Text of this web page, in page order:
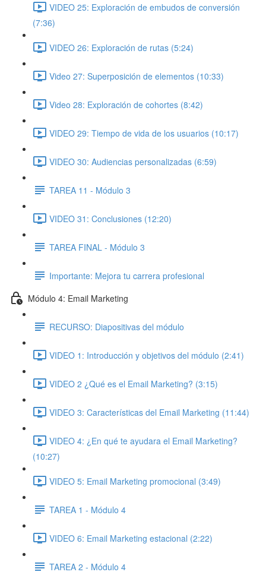
VIDEO 25: Exploración de embudos de conversión
(7:36)
VIDEO 26: Exploración de rutas (5:24)
Video 27: Superposición de elementos (10:33)
Video 28: Exploración de cohortes (8:42)
VIDEO 29: Tiempo de vida de los usuarios (10:17)
VIDEO 30: Audiencias personalizadas (6:59)
TAREA 11 - Módulo 3
VIDEO 31: Conclusiones (12:20)
TAREA FINAL - Módulo 3
Importante: Mejora tu carrera profesional
Módulo 4: Email Marketing
RECURSO: Diapositivas del módulo
VIDEO 1: Introducción y objetivos del módulo (2:41)
VIDEO 2 ¿Qué es el Email Marketing? (3:15)
VIDEO 3: Características del Email Marketing (11:44)
VIDEO 4: ¿En qué te ayudara el Email Marketing?
(10:27)
VIDEO 5: Email Marketing promocional (3:49)
TAREA 1 - Módulo 4
VIDEO 6: Email Marketing estacional (2:22)
TAREA 2 - Módulo 4